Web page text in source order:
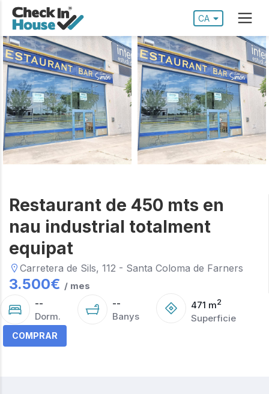
CA
Restaurant de 450 mts en
nau industrial totalment
equipat
Carretera de Sils, 112 - Santa Coloma de Farners
3.500€ / mes
--
Dorm.
--
Banys
471 m2
Superficie
COMPRAR